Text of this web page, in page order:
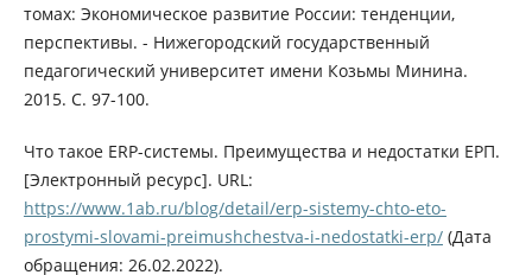
томах: Экономическое развитие России: тенденции,
перспективы. - Нижегородский государственный
педагогический университет имени Козьмы Минина.
2015. С. 97-100.
Что такое ERP-системы. Преимущества и недостатки ЕРП.
[Электронный ресурс]. URL:
https://www.1ab.ru/blog/detail/erp-sistemy-chto-eto-
prostymi-slovami-preimushchestva-i-nedostatki-erp/(Дата
обращения: 26.02.2022).